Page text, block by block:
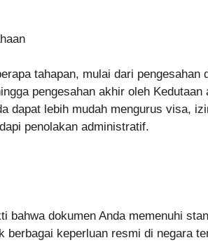
tahapan, mulai dari pengesahan
pengesahan akhir oleh Kedutaan
dapat lebih mudah mengurus visa,
penolakan administratif.
bahwa dokumen Anda memenuhi
berbagai keperluan resmi di negara